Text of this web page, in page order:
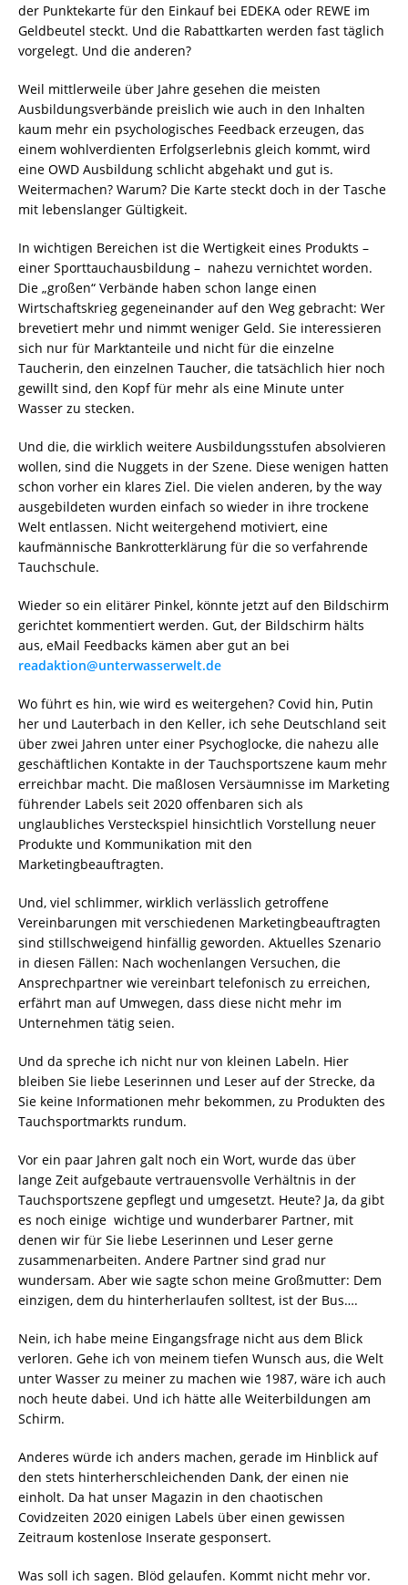
der Punktekarte für den Einkauf bei EDEKA oder REWE im
Geldbeutel steckt. Und die Rabattkarten werden fast täglich
vorgelegt. Und die anderen?
Weil mittlerweile über Jahre gesehen die meisten
Ausbildungsverbände preislich wie auch in den Inhalten
kaum mehr ein psychologisches Feedback erzeugen, das
einem wohlverdienten Erfolgserlebnis gleich kommt, wird
eine OWD Ausbildung schlicht abgehakt und gut is.
Weitermachen? Warum? Die Karte steckt doch in der Tasche
mit lebenslanger Gültigkeit.
In wichtigen Bereichen ist die Wertigkeit eines Produkts –
einer Sporttauchausbildung – nahezu vernichtet worden.
Die „großen“ Verbände haben schon lange einen
Wirtschaftskrieg gegeneinander auf den Weg gebracht: Wer
brevetiert mehr und nimmt weniger Geld. Sie interessieren
sich nur für Marktanteile und nicht für die einzelne
Taucherin, den einzelnen Taucher, die tatsächlich hier noch
gewillt sind, den Kopf für mehr als eine Minute unter
Wasser zu stecken.
Und die, die wirklich weitere Ausbildungsstufen absolvieren
wollen, sind die Nuggets in der Szene. Diese wenigen hatten
schon vorher ein klares Ziel. Die vielen anderen, by the way
ausgebildeten wurden einfach so wieder in ihre trockene
Welt entlassen. Nicht weitergehend motiviert, eine
kaufmännische Bankrotterklärung für die so verfahrende
Tauchschule.
Wieder so ein elitärer Pinkel, könnte jetzt auf den Bildschirm
gerichtet kommentiert werden. Gut, der Bildschirm hälts
aus, eMail Feedbacks kämen aber gut an bei
readaktion@unterwasserwelt.de
Wo führt es hin, wie wird es weitergehen? Covid hin, Putin
her und Lauterbach in den Keller, ich sehe Deutschland seit
über zwei Jahren unter einer Psychoglocke, die nahezu alle
geschäftlichen Kontakte in der Tauchsportszene kaum mehr
erreichbar macht. Die maßlosen Versäumnisse im Marketing
führender Labels seit 2020 offenbaren sich als
unglaubliches Versteckspiel hinsichtlich Vorstellung neuer
Produkte und Kommunikation mit den
Marketingbeauftragten.
Und, viel schlimmer, wirklich verlässlich getroffene
Vereinbarungen mit verschiedenen Marketingbeauftragten
sind stillschweigend hinfällig geworden. Aktuelles Szenario
in diesen Fällen: Nach wochenlangen Versuchen, die
Ansprechpartner wie vereinbart telefonisch zu erreichen,
erfährt man auf Umwegen, dass diese nicht mehr im
Unternehmen tätig seien.
Und da spreche ich nicht nur von kleinen Labeln. Hier
bleiben Sie liebe Leserinnen und Leser auf der Strecke, da
Sie keine Informationen mehr bekommen, zu Produkten des
Tauchsportmarkts rundum.
Vor ein paar Jahren galt noch ein Wort, wurde das über
lange Zeit aufgebaute vertrauensvolle Verhältnis in der
Tauchsportszene gepflegt und umgesetzt. Heute? Ja, da gibt
es noch einige wichtige und wunderbarer Partner, mit
denen wir für Sie liebe Leserinnen und Leser gerne
zusammenarbeiten. Andere Partner sind grad nur
wundersam. Aber wie sagte schon meine Großmutter: Dem
einzigen, dem du hinterherlaufen solltest, ist der Bus….
Nein, ich habe meine Eingangsfrage nicht aus dem Blick
verloren. Gehe ich von meinem tiefen Wunsch aus, die Welt
unter Wasser zu meiner zu machen wie 1987, wäre ich auch
noch heute dabei. Und ich hätte alle Weiterbildungen am
Schirm.
Anderes würde ich anders machen, gerade im Hinblick auf
den stets hinterherschleichenden Dank, der einen nie
einholt. Da hat unser Magazin in den chaotischen
Covidzeiten 2020 einigen Labels über einen gewissen
Zeitraum kostenlose Inserate gesponsert.
Was soll ich sagen. Blöd gelaufen. Kommt nicht mehr vor.